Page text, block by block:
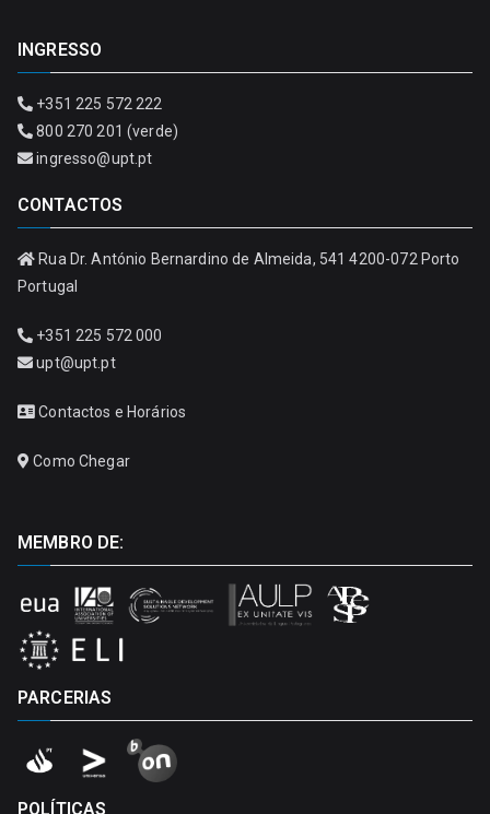
INGRESSO
+351 225 572 222
800 270 201 (verde)
ingresso@upt.pt
CONTACTOS
Rua Dr. António Bernardino de Almeida, 541 4200-072 Porto
Portugal
+351 225 572 000
upt@upt.pt
Contactos e Horários
Como Chegar
MEMBRO DE:
PARCERIAS
POLÍTICAS